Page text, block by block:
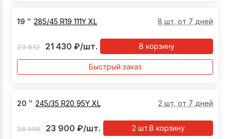
19 ″ 285/45 R19 111Y XL 8 шт. от 7 дней
23 812 21 430 ₽/шт. В корзину
Быстрый заказ
20 ″ 245/35 R20 95Y XL 2 шт. от 7 дней
26 556 23 900 ₽/шт. В корзину
2 шт.